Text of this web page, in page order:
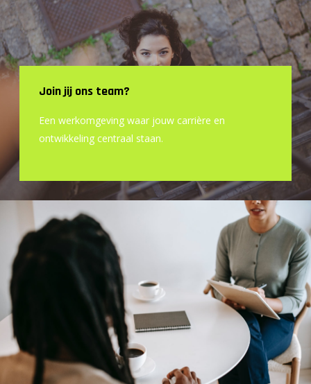
Join jij ons team?
Een werkomgeving waar jouw carrière en
ontwikkeling centraal staan.